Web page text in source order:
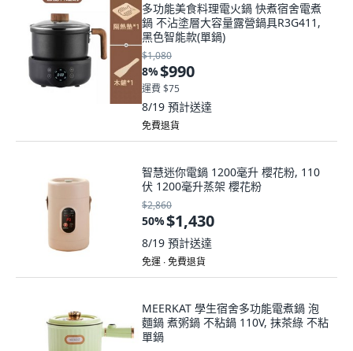
多功能美食料理電火鍋 快煮宿舍電煮
鍋 不沾塗層大容量露營鍋具R3G411,
黑色智能款(單鍋)
$1,080
8%$990
運費 $75
8/19 預計送達
免費退貨
智慧迷你電鍋 1200毫升 櫻花粉, 110
伏 1200毫升蒸架 櫻花粉
$2,860
50%$1,430
8/19 預計送達
免運 ∙ 免費退貨
MEERKAT 學生宿舍多功能電煮鍋 泡
麵鍋 煮粥鍋 不粘鍋 110V, 抹茶綠 不粘
單鍋